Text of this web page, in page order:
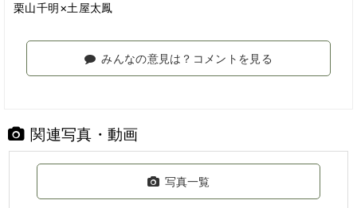
栗山千明×土屋太鳳
みんなの意見は？コメントを見る
関連写真・動画
写真一覧